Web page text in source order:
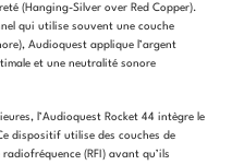
(Hanging-Silver over Red Copper).
qui utilise souvent une couche
Audioquest applique l’argent
et une neutralité sonore
l’Audioquest Rocket 44 intègre le
dispositif utilise des couches de
(RFI) avant qu’ils